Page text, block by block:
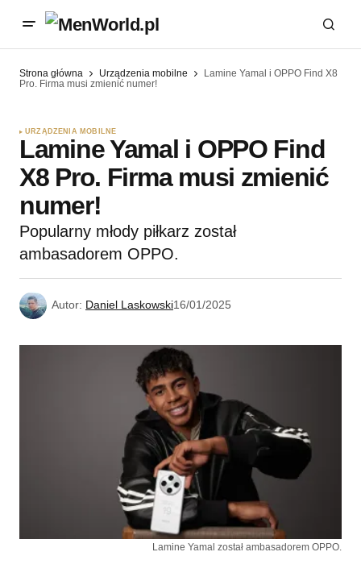
Strona główna Urządzenia mobilne
Lamine Yamal i OPPO Find X8
Pro. Firma musi zmienić numer!
URZĄDZENIA MOBILNE
Lamine Yamal i OPPO Find
X8 Pro. Firma musi zmienić
numer!
Popularny młody piłkarz został
ambasadorem OPPO.
Autor: Daniel Laskowski16/01/2025
Lamine Yamal został ambasadorem OPPO.